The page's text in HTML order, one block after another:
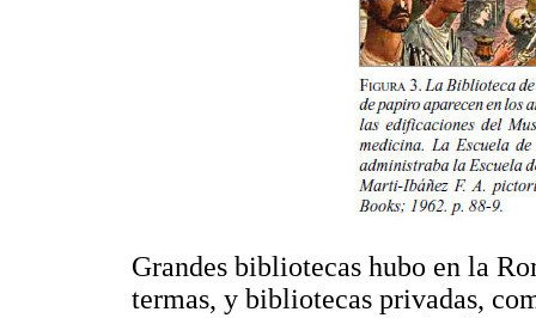
Grandes bibliotecas hubo en la
termas, y bibliotecas privadas,